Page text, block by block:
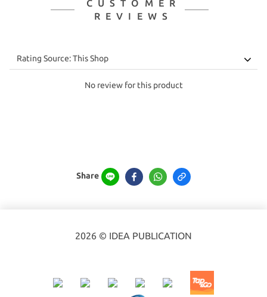
CUSTOMER
REVIEWS
No review for this product
Share
2026 © IDEA PUBLICATION